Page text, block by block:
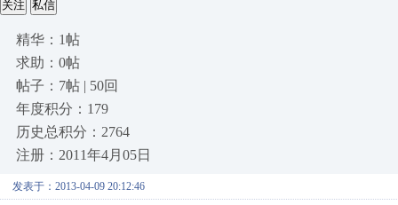
关注 私信
精华：1帖
求助：0帖
帖子：7帖 | 50回
年度积分：179
历史总积分：2764
注册：2011年4月05日
发表于：2013-04-09 20:12:46